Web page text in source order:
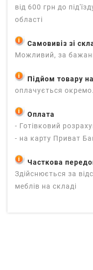
від 600 грн до
області
Самовивіз зі
Можливий, за
Підйом товару
оплачується окремо.
Оплата
- Готівковий
- на карту Приват
Часткова
Здійснюється за
меблів на складі